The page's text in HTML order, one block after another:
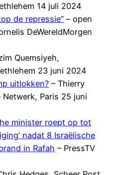
14 juli 2024
de repressie” – open
DeWereldMorgen
Quemsiyeh,
23 juni 2024
uitlokken? – Thierry
Netwerk, Paris 25 juni
minister roept op tot
nadat 8 Israëlische
in Rafah – PressTV